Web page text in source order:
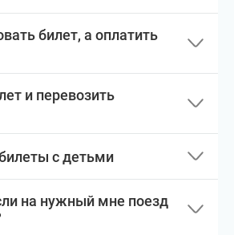
билет, а оплатить
и перевозить
с детьми
на нужный мне поезд